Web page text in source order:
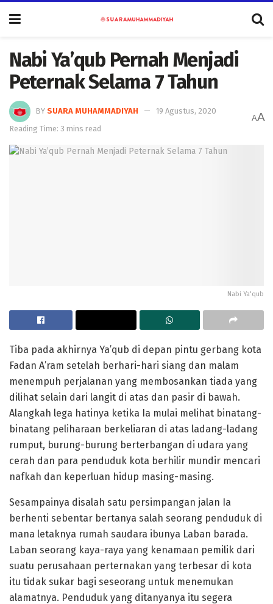
Nabi Ya’qub Pernah Menjadi
Peternak Selama 7 Tahun
BY SUARA MUHAMMADIYAH
19 Agustus, 2020
Reading Time: 3 mins read
AA
Nabi Ya'qub
Tiba pada akhirnya Ya’qub di depan pintu gerbang kota
Fadan A’ram setelah berhari-hari siang dan malam
menempuh perjalanan yang membosankan tiada yang
dilihat selain dari langit di atas dan pasir di bawah.
Alangkah lega hatinya ketika Ia mulai melihat binatang-
binatang peliharaan berkeliaran di atas ladang-ladang
rumput, burung-burung berterbangan di udara yang
cerah dan para penduduk kota berhilir mundir mencari
nafkah dan keperluan hidup masing-masing.
Sesampainya disalah satu persimpangan jalan Ia
berhenti sebentar bertanya salah seorang penduduk di
mana letaknya rumah saudara ibunya Laban barada.
Laban seorang kaya-raya yang kenamaan pemilik dari
suatu perusahaan perternakan yang terbesar di kota
itu tidak sukar bagi seseorang untuk menemukan
alamatnya. Penduduk yang ditanyanya itu segera